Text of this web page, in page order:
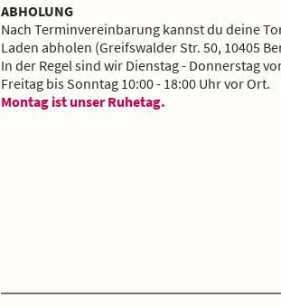
ABHOLUNG
Nach Terminvereinbarung kannst du deine
Laden abholen (Greifswalder Str. 50, 10405
In der Regel sind wir Dienstag - Donnerstag
Freitag bis Sonntag 10:00 - 18:00 Uhr vor Ort.
Montag ist unser Ruhetag.